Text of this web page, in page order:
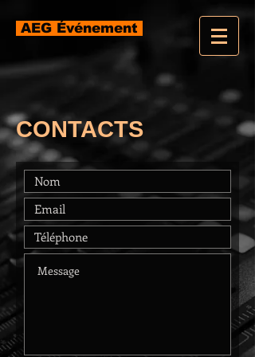
AEG Événement
CONTACTS